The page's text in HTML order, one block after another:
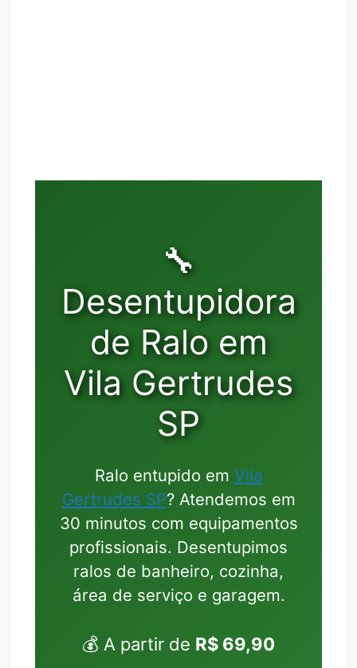
🔧
Desentupidora
de Ralo em
Vila Gertrudes
SP
Ralo entupido em Vila
Gertrudes SP? Atendemos em
30 minutos com equipamentos
profissionais. Desentupimos
ralos de banheiro, cozinha,
área de serviço e garagem.
💰 A partir de R$ 69,90